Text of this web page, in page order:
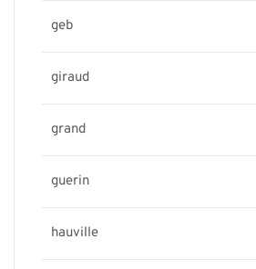
geb
giraud
grand
guerin
hauville